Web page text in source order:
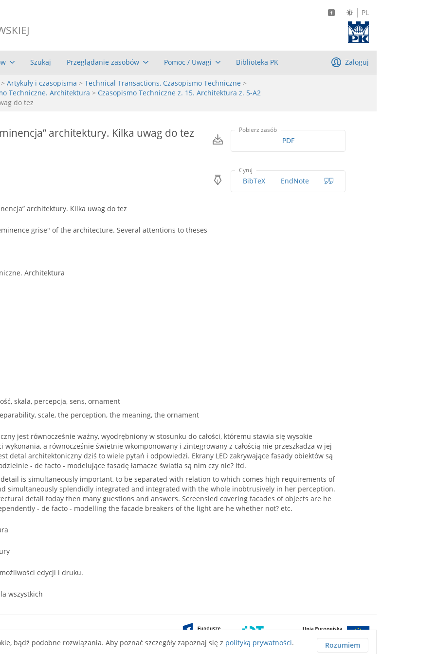
PL
Szukaj Przeglądanie zasobów Pomoc / Uwagi Biblioteka PK Zaloguj
> Artykuły i czasopisma > Technical Transactions, Czasopismo Techniczne >
Techniczne. Architektura > Czasopismo Techniczne z. 15. Architektura z. 5-A2
do tez
architektury. Kilka uwag do tez Pobierz zasób
PDF
Cytuj
BibTeX EndNote
architektury. Kilka uwag do tez
grise" of the architecture. Several attentions to theses
Architektura
skala, percepcja, sens, ornament
scale, the perception, the meaning, the ornament
jest równocześnie ważny, wyodrębniony w stosunku do całości, któremu stawia się wysokie
wykonania, a równocześnie świetnie wkomponowany i zintegrowany z całością nie przeszkadza w jej
detal architektoniczny dziś to wiele pytań i odpowiedzi. Ekrany LED zakrywające fasady obiektów są
- de facto - modelujące fasadę łamacze światła są nim czy nie? itd.
is simultaneously important, to be separated with relation to which comes high requirements of
simultaneously splendidly integrated and integrated with the whole inobtrusively in her perception.
detail today then many guestions and answers. Screensled covering facades of objects are he
- de facto - modelling the facade breakers of the light are he whether not? etc.
edycji i druku.
wszystkich
bądź podobne rozwiązania. Aby poznać szczegóły zapoznaj się z polityką prywatności. Rozumiem